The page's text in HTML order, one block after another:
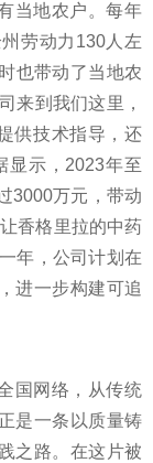
当地农户。每年
劳动力130人左
也带动了当地农
来到我们这里，
供技术指导，还
显示，2023年至
3000万元，带动
香格里拉的中药
年，公司计划在
进一步构建可追
国网络，从传统
是一条以质量铸
之路。在这片被